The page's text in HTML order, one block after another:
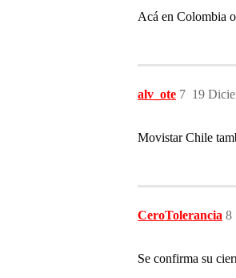
Acá en Colombia
alv_ote 19
7
Movistar Chile
CeroTolerancia 8
Se confirma su